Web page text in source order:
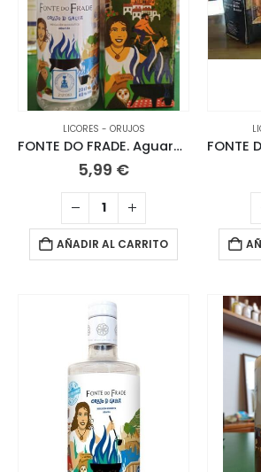
LICORES - ORUJOS
FONTE DO FRADE. Aguardiente de Orujo 20 CL
5,99 €
AÑADIR AL CARRITO